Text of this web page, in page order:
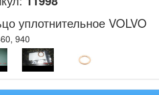
уплотнительное VOLVO
940